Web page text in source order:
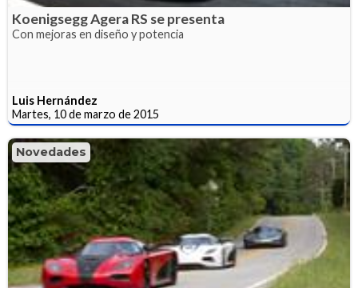
Koenigsegg Agera RS se presenta
Con mejoras en diseño y potencia
Luis Hernández
Martes, 10 de marzo de 2015
Novedades